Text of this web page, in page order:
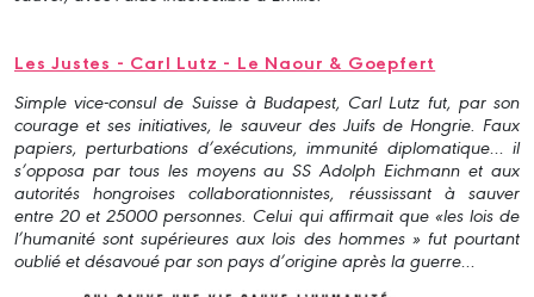
Les Justes - Carl Lutz - Le Naour & Goepfert
Simple vice-consul de Suisse à Budapest, Carl Lutz fut, par son
courage et ses initiatives, le sauveur des Juifs de Hongrie. Faux
papiers, perturbations d’exécutions, immunité diplomatique… il
s’opposa par tous les moyens au SS Adolph Eichmann et aux
autorités hongroises collaborationnistes, réussissant à sauver
entre 20 et 25000 personnes. Celui qui affirmait que «les lois de
l’humanité sont supérieures aux lois des hommes » fut pourtant
oublié et désavoué par son pays d’origine après la guerre…